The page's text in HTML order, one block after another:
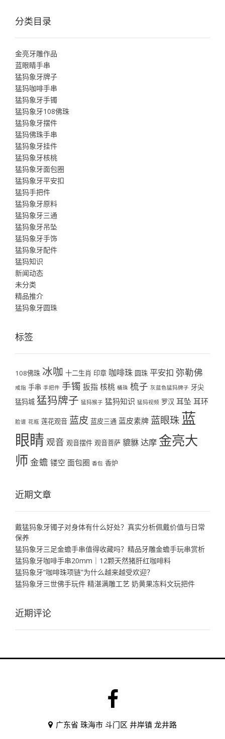
分类目录
金亮牙雕作品
蓝眼睛手串
猛犸象牙牌子
猛犸咖啡手串
猛犸象牙手镯
猛犸象牙108佛珠
猛犸象牙摆件
猛犸佛珠手串
猛犸象牙挂件
猛犸象牙核桃
猛犸象牙面包圈
猛犸象牙平安扣
猛犸手把件
猛犸象牙原料
猛犸象牙三通
猛犸象牙吊坠
猛犸象牙手饰
猛犸象牙配件
猛犸知识
新闻动态
未分类
精品推介
猛犸象牙圆珠
标签
108佛珠 冰咖 十二生肖 印章 咖啡珠 圆珠 平安扣 弥勒佛
戒指 手串 手把件 手镯 扳指 核桃 桶珠 梳子 灰蓝色猛犸牌子 牙尖
猛犸城 猛犸牌子 猛犸猴子 猛犸知识 猛犸视频 罗汉 耳坠 耳环
脸谱 花瓶 莲花观音 蓝皮 蓝皮三通 蓝皮素牌 蓝眼珠蓝
眼睛 观音 观音摆件 观音菩萨 貔貅达摩 金亮大
师 金蟾 镂空 面包圈 香包 香炉
近期文章
戴猛犸象牙镯子对身体有什么好处？真实分析佩戴价值与日常
保养
猛犸象牙三足金蟾手串值得收藏吗？精品牙雕金蟾手玩串赏析
猛犸象牙咖啡手串20mm｜12颗天然猪肝红咖啡料
猛犸象牙“咖啡珠项链”为什么越来越受欢迎？
猛犸象牙三世佛手玩件 精湛满雕工艺 奶黄果冻料文玩把件
近期评论
广东省 珠海市 斗门区 井岸镇 龙井路